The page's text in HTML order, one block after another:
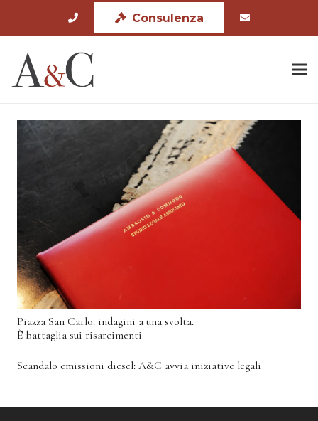
Consulenza
Piazza San Carlo: indagini a una svolta.
È battaglia sui risarcimenti
Scandalo emissioni diesel: A&C avvia iniziative legali